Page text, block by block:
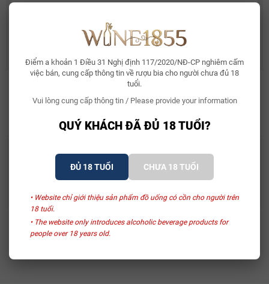
Điểm a khoản 1 Điều 31 Nghị định 117/2020/NĐ-CP nghiêm cấm
việc bán, cung cấp thông tin về rượu bia cho người chưa đủ 18
tuổi.
Vui lòng cung cấp thông tin / Please provide your information
QUÝ KHÁCH ĐÃ ĐỦ 18 TUỔI?
ĐỦ 18 TUỔI CHƯA 18 TUỔI
• Website chỉ giới thiệu sản phẩm đồ uống có cồn cho người trên
18 tuổi.
• The website only introduces alcoholic beverage products for
people over 18 years old.
Rượu Vang Ý Terre Di Mario 17%
490.000₫ 632.500₫
SẢN PHẨM LIÊN QUAN
Rượu Whisky Old And
Rare Caol Ila 1991
23.750.000₫
Rượu Whisky Old And
Rare Bunnahabhain 1991
23.750.000₫